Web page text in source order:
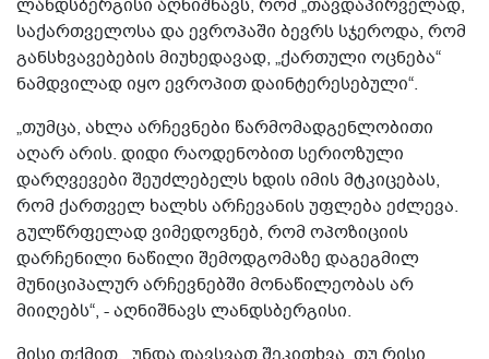
ლანდსბერგისი აღნიშნავს, რომ „თავდაპირველად,
საქართველოსა და ევროპაში ბევრს სჯეროდა, რომ
განსხვავებების მიუხედავად, „ქართული ოცნება“
ნამდვილად იყო ევროპით დაინტერესებული“.
„თუმცა, ახლა არჩევნები წარმომადგენლობითი
აღარ არის. დიდი რაოდენობით სერიოზული
დარღვევები შეუძლებელს ხდის იმის მტკიცებას,
რომ ქართველ ხალხს არჩევანის უფლება ეძლევა.
გულწრფელად ვიმედოვნებ, რომ ოპოზიციის
დარჩენილი ნაწილი შემოდგომაზე დაგეგმილ
მუნიციპალურ არჩევნებში მონაწილეობას არ
მიიღებს“, - აღნიშნავს ლანდსბერგისი.